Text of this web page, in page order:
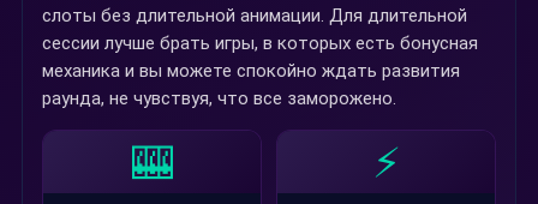
слоты без длительной анимации. Для длительной
сессии лучше брать игры, в которых есть бонусная
механика и вы можете спокойно ждать развития
раунда, не чувствуя, что все заморожено.
🎰 ⚡